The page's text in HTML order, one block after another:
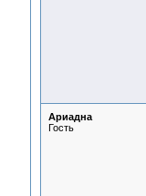
Ариадна
Гость